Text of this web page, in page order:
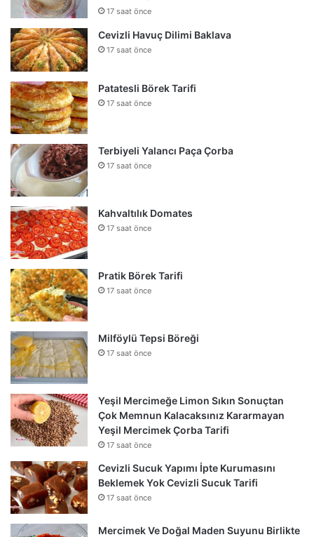
17 saat önce
Cevizli Havuç Dilimi Baklava
17 saat önce
Patatesli Börek Tarifi
17 saat önce
Terbiyeli Yalancı Paça Çorba
17 saat önce
Kahvaltılık Domates
17 saat önce
Pratik Börek Tarifi
17 saat önce
Milföylü Tepsi Böreği
17 saat önce
Yeşil Mercimeğe Limon Sıkın Sonuçtan
Çok Memnun Kalacaksınız Kararmayan
Yeşil Mercimek Çorba Tarifi
17 saat önce
Cevizli Sucuk Yapımı İpte Kurumasını
Beklemek Yok Cevizli Sucuk Tarifi
17 saat önce
Mercimek Ve Doğal Maden Suyunu Birlikte